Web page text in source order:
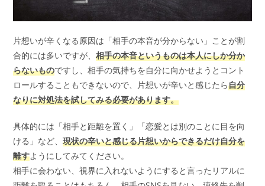
片想いが辛くなる原因は「相手の本音が分からない」ことが割
合的には多いですが、相手の本音というものは本人にしか分か
らないものですし、相手の気持ちを自分に向かせようとコント
ロールすることもできないので、片想いが辛いと感じたら自分
なりに対処法を試してみる必要があります。
具体的には「相手と距離を置く」「恋愛とは別のことに目を向
ける」など、現状の辛いと感じる片想いからできるだけ自分を
離すようにしてみてください。
相手に会わない、視界に入れないようにすると言ったリアルに